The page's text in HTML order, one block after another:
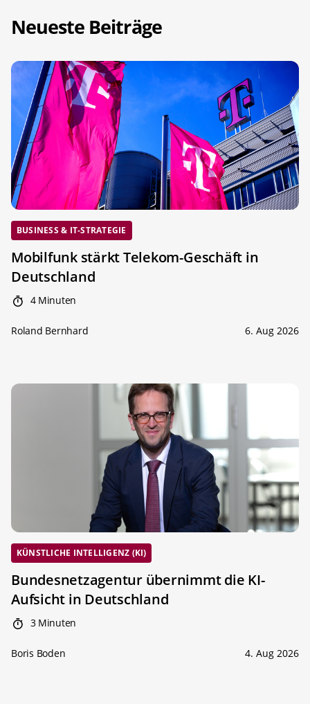
Neueste Beiträge
BUSINESS & IT-STRATEGIE
Mobilfunk stärkt Telekom-Geschäft in
Deutschland
4 Minuten
Roland Bernhard 6. Aug 2026
KÜNSTLICHE INTELLIGENZ (KI)
Bundesnetzagentur übernimmt die KI-
Aufsicht in Deutschland
3 Minuten
Boris Boden 4. Aug 2026